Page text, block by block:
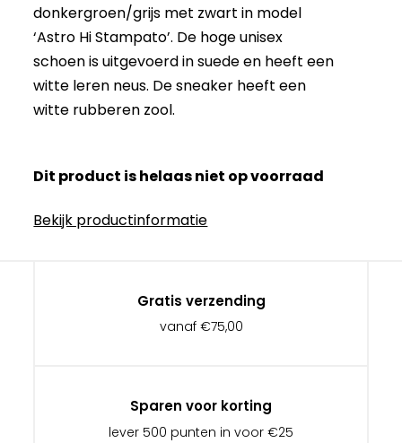
donkergroen/grijs met zwart in model
‘Astro Hi Stampato’. De hoge unisex
schoen is uitgevoerd in suede en heeft een
witte leren neus. De sneaker heeft een
witte rubberen zool.
Dit product is helaas niet op voorraad
Bekijk productinformatie
Gratis verzending
vanaf €75,00
Sparen voor korting
lever 500 punten in voor €25